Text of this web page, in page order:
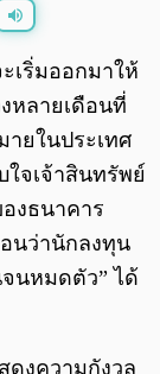
0:00
เริ่มออกมาให้
หลายเดือนที่
ยในประเทศ
จเจ้าสินทรัพย์
งธนาคาร
นว่านักลงทุน
นหมดตัว” ได้
ดงความกังวล